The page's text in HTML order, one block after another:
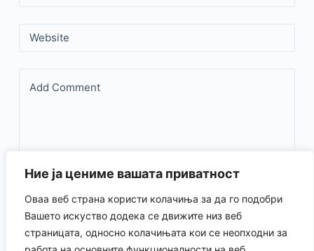
Ние ја цениме вашата приватност
Оваа веб страна користи колачиња за да го подобри
Вашето искуство додека се движите низ веб
страницата, односно колачињата кои се неопходни за
Website
Add Comment
Save my name, email, and website in this browser for the
next time I comment.